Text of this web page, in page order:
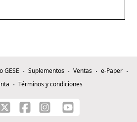
GESE Suplementos Ventas
e-Paper
Términos y condiciones